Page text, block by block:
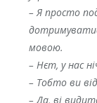
– Я просто
мовою.
– Нєт, у нас
– Тобто ви
– Да, ві